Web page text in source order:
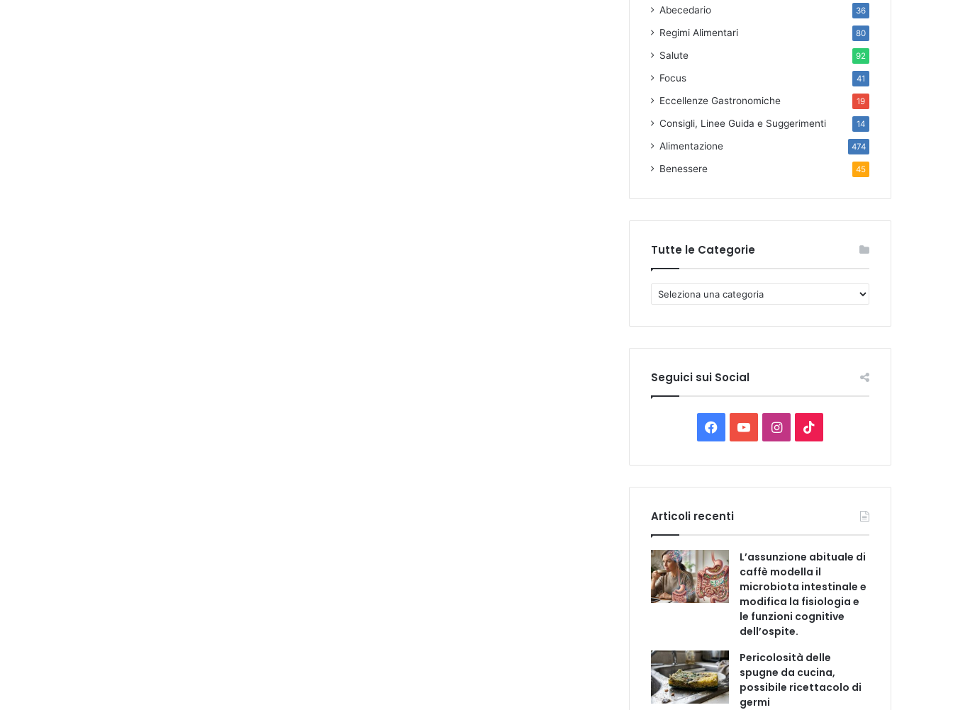
Abecedario 36
Regimi Alimentari 80
Salute 92
Focus 41
Eccellenze Gastronomiche 19
Consigli, Linee Guida e Suggerimenti 14
Alimentazione 474
Benessere 45
Tutte le Categorie
u
e
e
C
o
e
Seguici sui Social
c
e
b
o
o
u
u
b
e
I
s
a
g
r
a
m
k
o
k
Articoli recenti
L’assunzione abituale di
caffè modella il
microbiota intestinale e
modifica la fisiologia e
le funzioni cognitive
dell’ospite.
Pericolosità delle
spugne da cucina,
possibile ricettacolo di
germi